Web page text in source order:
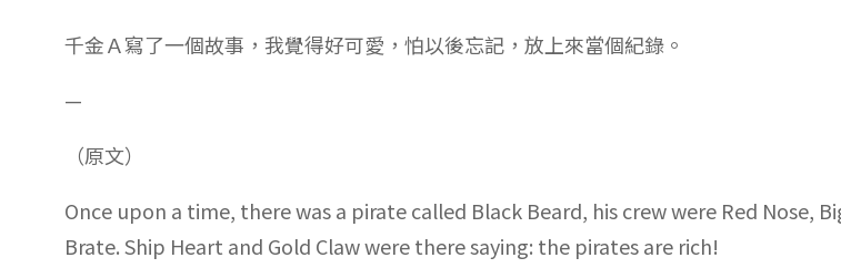
千金Ａ寫了一個故事，我覺得好可愛，怕以後忘記，放上來當個紀錄。
—
（原文）
Once upon a time, there was a pirate called Black Beard, his crew were Red Nose,
Brate. Ship Heart and Gold Claw were there saying: the pirates are rich!